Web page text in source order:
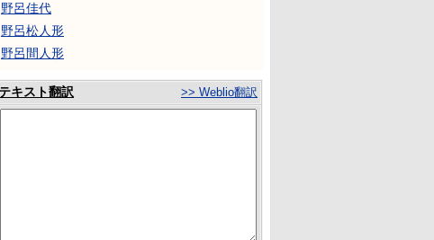
野呂佳代
野呂松人形
野呂間人形
テキスト翻訳 >> Weblio翻訳